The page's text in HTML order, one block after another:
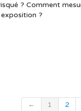
? Comment
?
← 1 2